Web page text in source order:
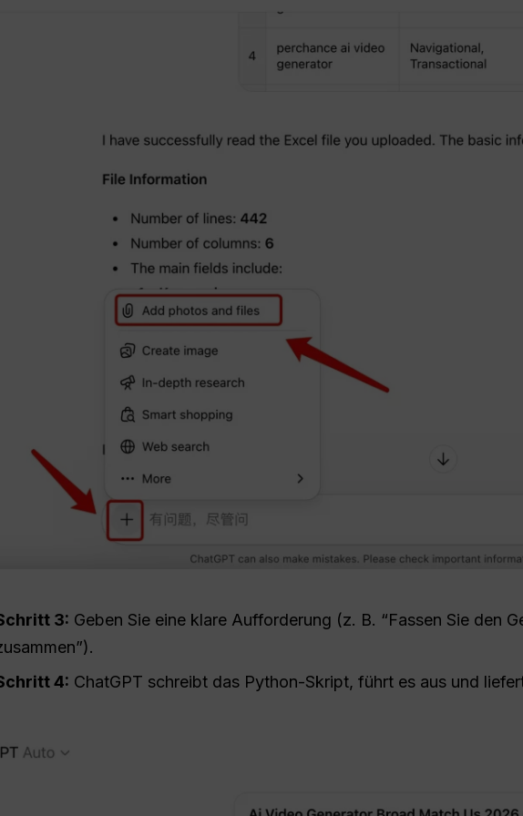
3: Geben Sie eine klare Aufforderung (z. B. “Fassen Sie den
4: ChatGPT schreibt das Python-Skript, führt es aus und